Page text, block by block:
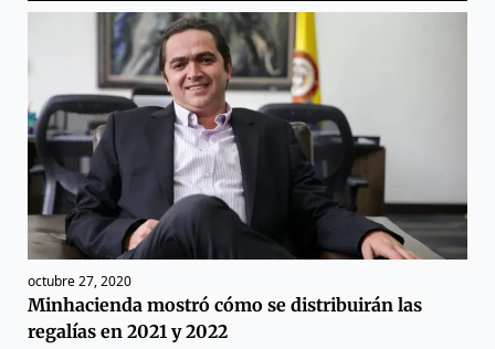
octubre 27, 2020
Minhacienda mostró cómo se distribuirán las
regalías en 2021 y 2022